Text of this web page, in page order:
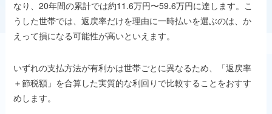
なり、20年間の累計では約11.6万円〜59.6万円に達します。こ
うした世帯では、返戻率だけを理由に一時払いを選ぶのは、か
えって損になる可能性が高いといえます。
いずれの支払方法が有利かは世帯ごとに異なるため、「返戻率
＋節税額」を合算した実質的な利回りで比較することをおすす
めします。